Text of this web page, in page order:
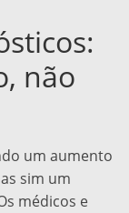
não
um aumento
sim um
médicos e